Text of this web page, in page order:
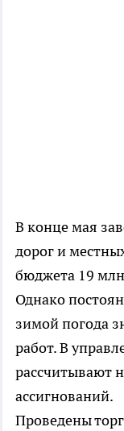
В конце мая
дорог и
бюджета 19
Однако
зимой погода
работ. В
рассчитывают
ассигнований.
Проведены